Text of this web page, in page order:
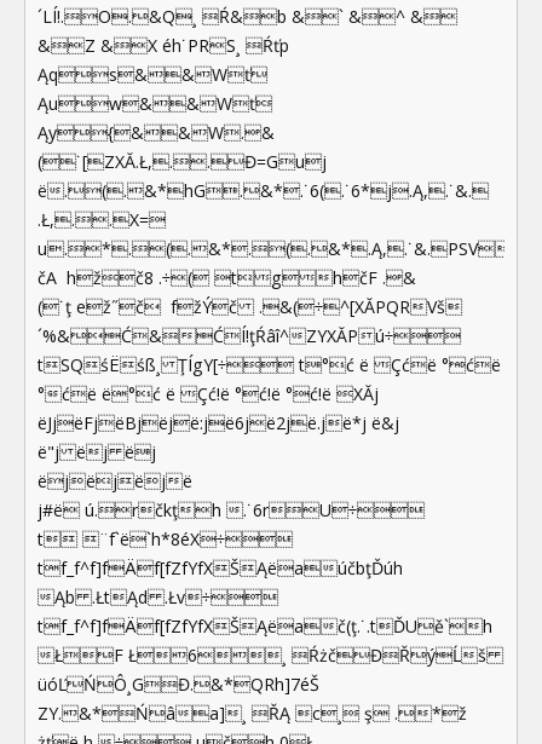
´LÍ!.O.&Q¸ Ŕ&b &` &^ &
&Z &X éh˙PRS¸ Ŕťp
Ąqs&&Wť
Ąuw&&Wť
Ąy{&&W.&
(˙[ZXĂ.Ł,..Đ=Guj
ë.(.&*hG.&*.˙6(.˙6*j.Ą,.˙&.
.Ł,..X=
u.*.(.&*.(.&*.Ą,.˙&.PSV
čA hžč8 .÷( tghčF .&
(˙ţ ež˝č fžÝč .&(÷^[XĂPQRVš
´%&Ć&ĆÍ!ţŔâî^ZYXĂPú÷
tSQśËśß¸ ŢÍgY[÷ t°ć ë Çćë °ćë
°ćë ë°ć ë Çć!ë °ć!ë °ć!ë XĂj
ëJjëFjëBjëjë:jë6jë2jë.jë*j ë&j
ë"j ëj ëj
ëjëjëjë
j#ë ú.rčkţh .˙6rU÷
t ¨f`ë`h*8éX÷
tf_f^f]fÄf[fZfYfXŠĄëaúčbţĎúh
Ąb .ŁtĄd .Łv÷
tf_f^f]fÄf[fZfYfXŠĄëač(ţ.˙.tĎUě`h
ŁF Ł6¸ ŔżčĐŘýĹš
üóĽŃÔ¸GĐ.&*QRh]7éŠ
ZY.&*Ńâa]¸ ŘĄ c¸ ş .*ž